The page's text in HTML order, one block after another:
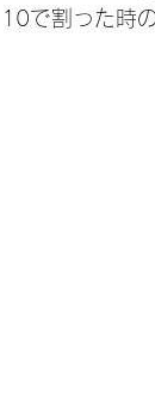
で割った時